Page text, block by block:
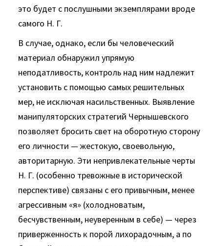
это будет с послушными экземплярами вроде
самого Н. Г.
В случае, однако, если бы человеческий
материал обнару­жил упрямую
неподатливость, контроль над ним надлежит
ус­тановить с помощью самых решительных
мер, не исключая насильственных. Выявление
манипуляторских стратегий Чер­нышевского
позволяет бросить свет на оборотную сторону
его личности — жестокую, своевольную,
авторитарную. Эти не­привлекательные черты
Н. Г. (особенно тревожные в истори­ческой
перспективе) связаны с его привычным, менее
агрес­сивным «я» (холодноватым,
бесчувственным, неуверенным в себе) — через
приверженность к порой лихорадочным, а по